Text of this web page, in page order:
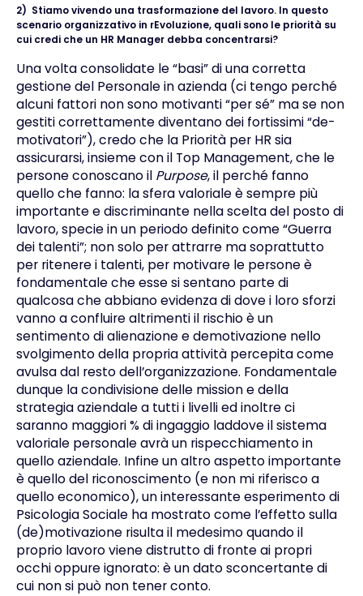
2) Stiamo vivendo una trasformazione del lavoro. In questo
scenario organizzativo in rEvoluzione, quali sono le priorità su
cui credi che un HR Manager debba concentrarsi?
Una volta consolidate le “basi” di una corretta
gestione del Personale in azienda (ci tengo perché
alcuni fattori non sono motivanti “per sé” ma se non
gestiti correttamente diventano dei fortissimi “de-
motivatori”), credo che la Priorità per HR sia
assicurarsi, insieme con il Top Management, che le
persone conoscano il Purpose, il perché fanno
quello che fanno: la sfera valoriale è sempre più
importante e discriminante nella scelta del posto di
lavoro, specie in un periodo definito come “Guerra
dei talenti”; non solo per attrarre ma soprattutto
per ritenere i talenti, per motivare le persone è
fondamentale che esse si sentano parte di
qualcosa che abbiano evidenza di dove i loro sforzi
vanno a confluire altrimenti il rischio è un
sentimento di alienazione e demotivazione nello
svolgimento della propria attività percepita come
avulsa dal resto dell’organizzazione. Fondamentale
dunque la condivisione delle mission e della
strategia aziendale a tutti i livelli ed inoltre ci
saranno maggiori % di ingaggio laddove il sistema
valoriale personale avrà un rispecchiamento in
quello aziendale. Infine un altro aspetto importante
è quello del riconoscimento (e non mi riferisco a
quello economico), un interessante esperimento di
Psicologia Sociale ha mostrato come l’effetto sulla
(de)motivazione risulta il medesimo quando il
proprio lavoro viene distrutto di fronte ai propri
occhi oppure ignorato: è un dato sconcertante di
cui non si può non tener conto.